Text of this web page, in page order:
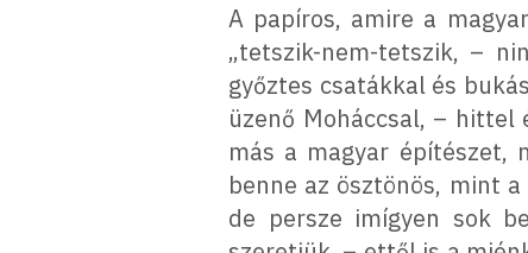
A papíros, amire a
„tetszik-nem-tetszik, –
győztes csatákkal és
üzenő Moháccsal, – hittel
más a magyar
benne az ösztönös, mint
de persze imígyen sok